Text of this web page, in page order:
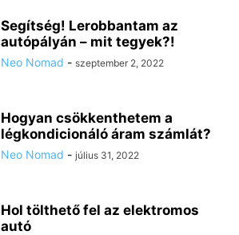
Segítség! Lerobbantam az
autópályán – mit tegyek?!
Neo Nomad - szeptember 2, 2022
Hogyan csökkenthetem a
légkondicionáló áram számlát?
Neo Nomad - július 31, 2022
Hol tölthető fel az elektromos
autó